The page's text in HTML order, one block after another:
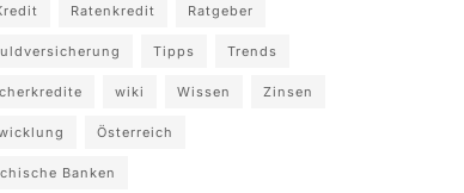
Ratenkredit Ratgeber
Tipps Trends
wiki Wissen Zinsen
Österreich
Banken